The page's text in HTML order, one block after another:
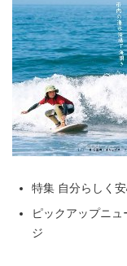
特集 自分らしく
ピックアップニ